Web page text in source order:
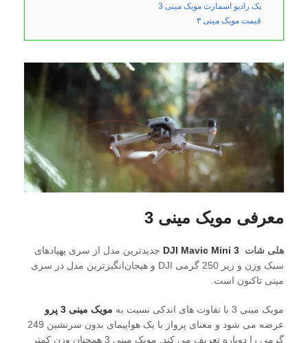
پک رادیو اسمارت مویک مینی 3
قیمت مویک مینی ۳
معرفی مویک مینی 3
هلی شاتDJI Mavic Mini 3 جدیدترین مدل از سری پهپادهای
سبک وزن و زیر 250 گرمی DJI و هیجان‌انگیزترین مدل در سری
مینی تاکنون است.
مویک مینی 3 با تفاوت های اندکی نسبت به
مویک مینی 3 پرو
عرضه می شود و معنای پرواز با یک هواپیمای بدون سرنشین 249
گرمی را دوباره تعریف می کند. مویک مینی 3 همچنان وزن کمتر